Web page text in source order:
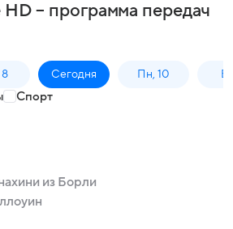
– программа передач
Сегодня Пн, 10
Спорт
из Борли